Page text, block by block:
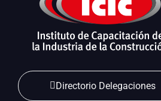
Directorio Delegaciones